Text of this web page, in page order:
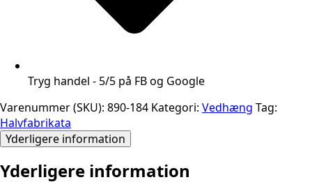
Tryg handel - 5/5 på FB og Google
Varenummer (SKU): 890-184 Kategori: Vedhæng Tag:
Halvfabrikata
Yderligere information
Yderligere information